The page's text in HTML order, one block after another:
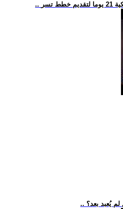
تسر
يُعبد بعد؟